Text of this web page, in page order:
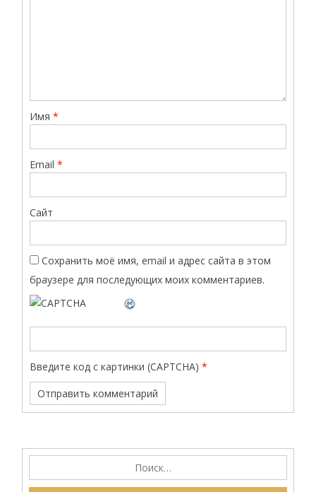
Имя*
Email*
Сайт
Сохранить моё имя, email и адрес сайта в этом
браузере для последующих моих комментариев.
Введите код с картинки (CAPTCHA) *